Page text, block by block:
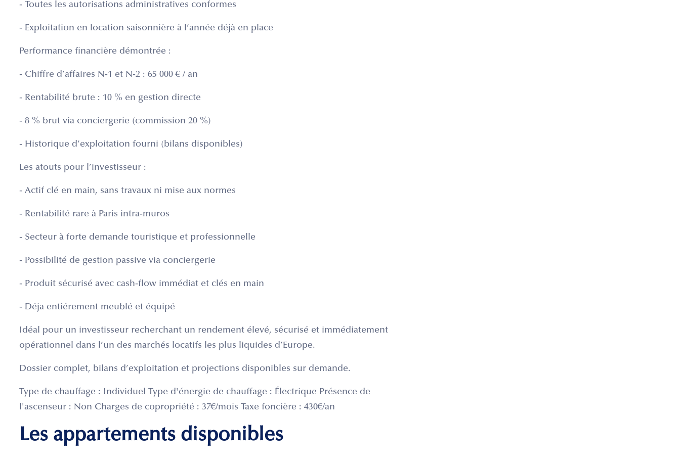
- Toutes les autorisations administratives conformes
- Exploitation en location saisonnière à l’année déjà en place
Performance financière démontrée :
- Chiffre d’affaires N-1 et N-2 : 65 000 € / an
- Rentabilité brute : 10 % en gestion directe
- 8 % brut via conciergerie (commission 20 %)
- Historique d’exploitation fourni (bilans disponibles)
Les atouts pour l’investisseur :
- Actif clé en main, sans travaux ni mise aux normes
- Rentabilité rare à Paris intra-muros
- Secteur à forte demande touristique et professionnelle
- Possibilité de gestion passive via conciergerie
- Produit sécurisé avec cash-flow immédiat et clés en main
- Déja entiérement meublé et équipé
Idéal pour un investisseur recherchant un rendement élevé, sécurisé et immédiatement
opérationnel dans l’un des marchés locatifs les plus liquides d’Europe.
Dossier complet, bilans d’exploitation et projections disponibles sur demande.
Type de chauffage : Individuel Type d'énergie de chauffage : Électrique Présence de
l'ascenseur : Non Charges de copropriété : 37€/mois Taxe foncière : 430€/an
Les appartements disponibles